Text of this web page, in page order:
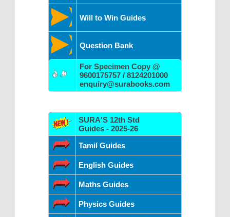
Will to Win Guides
Question Bank
For Specimen Copy @
9600175757 / 8124201000
enquiry@surabooks.com
SURA'S 12th Std
Guides - 2025-26
Tamil Guides
English Guides
Maths Guides
Physics Guides